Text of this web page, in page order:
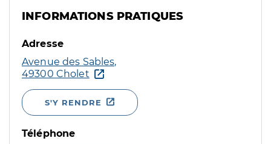
INFORMATIONS PRATIQUES
Adresse
Avenue des Sables,
49300 Cholet
S'Y RENDRE
Téléphone